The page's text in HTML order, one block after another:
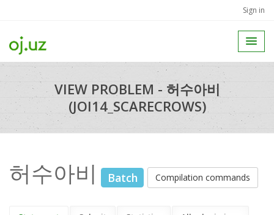
Sign in
VIEW PROBLEM - 허수아비
(JOI14_SCARECROWS)
허수아비 Batch Compilation commands